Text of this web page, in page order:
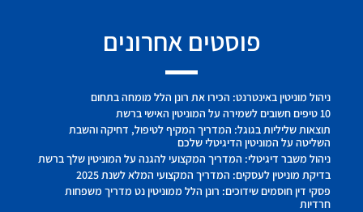
פוסטים אחרונים
ניהול מוניטין באינטרנט: הכירו את רונן הלל מומחה בתחום
10 טיפים חשובים לשמירה על המוניטין האישי ברשת
תוצאות שליליות בגוגל: המדריך המקיף לטיפול, דחיקה והשבת
השליטה על המוניטין הדיגיטלי שלכם
ניהול משבר דיגיטלי: המדריך המקצועי להגנה על המוניטין שלך ברשת
בדיקת מוניטין לעסקים: המדריך המקצועי המלא לשנת 2025
פסקי דין חוסמים שידוכים: רונן הלל ממוניטין נט מדריך משפחות
חרדיות